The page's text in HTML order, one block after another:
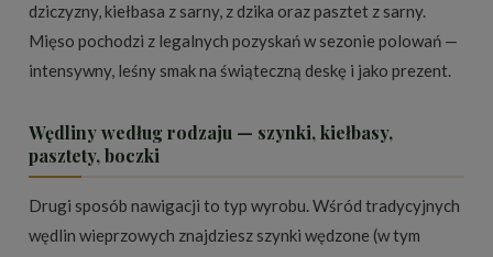
dziczyzny, kiełbasa z sarny, z dzika oraz pasztet z sarny.
Mięso pochodzi z legalnych pozyskań w sezonie polowań —
intensywny, leśny smak na świąteczną deskę i jako prezent.
Wędliny według rodzaju — szynki, kiełbasy,
pasztety, boczki
Drugi sposób nawigacji to typ wyrobu. Wśród tradycyjnych
wędlin wieprzowych znajdziesz szynki wędzone (w tym